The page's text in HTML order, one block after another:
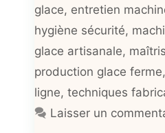
glace, entretien
hygiène sécurité,
glace artisanale,
production glace ferme,
ligne, techniques
Laisser un